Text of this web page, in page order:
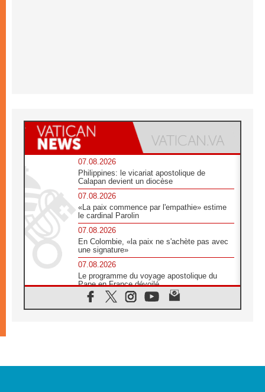
07.08.2026
Philippines: le vicariat apostolique de
Calapan devient un diocèse
07.08.2026
«La paix commence par l'empathie» estime
le cardinal Parolin
07.08.2026
En Colombie, «la paix ne s'achète pas avec
une signature»
07.08.2026
Le programme du voyage apostolique du
Pape en France dévoilé
07.08.2026
1ère Conférence continentale sur l'éducation
07.08.2026